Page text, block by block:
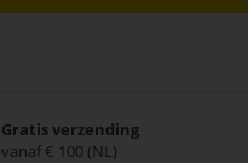
Gratis verzending
vanaf € 100 (NL)